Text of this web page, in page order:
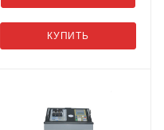
КУПИТЬ